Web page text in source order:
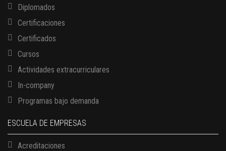
Diplomados
Certificaciones
Certificados
Cursos
Actividades extracurriculares
In-company
Programas bajo demanda
ESCUELA DE EMPRESAS
Acreditaciones